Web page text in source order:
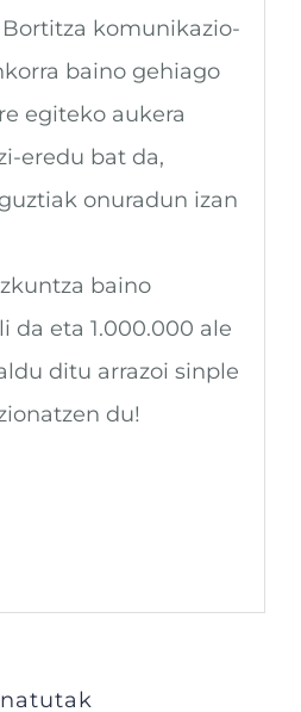
komunikazio-
baino gehiago
egiteko aukera
eredu bat da,
onuradun izan
baino
da eta 1.000.000 ale
ditu arrazoi sinple
du!